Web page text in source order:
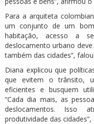
Para a arquiteta
um conjunto de um
habitação, acesso a
deslocamento urbano
também das cidades”, falou.
Diana explicou que
que evitem o trânsito,
eficientes e busquem
“Cada dia mais, as
deslocamentos. Isso
produtividade das